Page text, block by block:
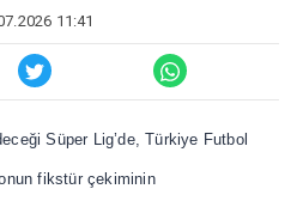
11:41
Süper Lig’de, Türkiye Futbol
fikstür çekiminin